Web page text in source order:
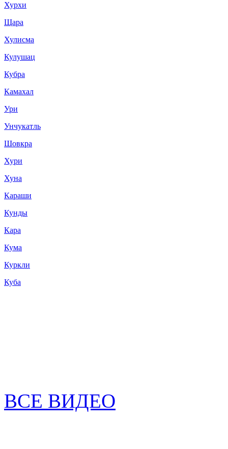
Хурхи
Щара
Хулисма
Кулушац
Кубра
Камахал
Ури
Унчукатль
Шовкра
Хури
Хуна
Караши
Кунды
Кара
Кума
Куркли
Куба
ВСЕ ВИДЕО